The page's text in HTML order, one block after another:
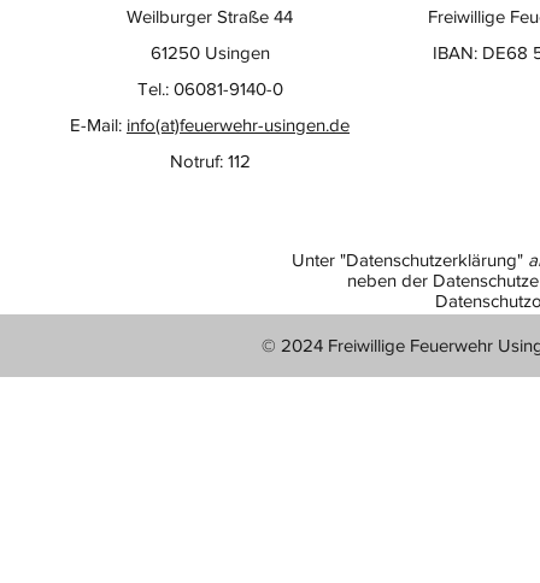
Freiwillige
IBAN: DE68
Weilburger Straße 44
61250 Usingen
Tel.: 06081-9140-0
E-Mail: info(at)feuerwehr-usingen.de
Notruf: 112
Unter "Datenschutzerklärung"
neben der
© 2024 Freiwillige Feuerwehr